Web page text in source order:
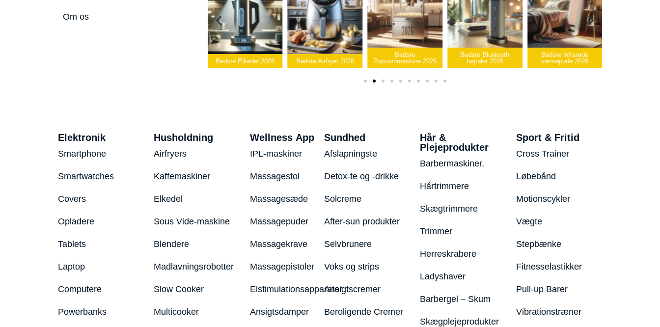
Om os
Bedste Elkedel 2026 Bedste Airfryer 2026
Bedste
Popcornmaskine 2026
Bedste Bluetooth
højtaler 2026
Bedste infrarøde
varmepude 2026
Elektronik
Smartphone
Smartwatches
Covers
Opladere
Tablets
Laptop
Computere
Powerbanks
Husholdning
Airfryers
Kaffemaskiner
Elkedel
Sous Vide-maskine
Blendere
Madlavningsrobotter
Slow Cooker
Multicooker
Wellness App
IPL-maskiner
Massagestol
Massagesæde
Massagepuder
Massagekrave
Massagepistoler
Elstimulationsapparater
Ansigtsdamper
Sundhed
Afslapningste
Detox-te og -drikke
Solcreme
After-sun produkter
Selvbrunere
Voks og strips
Ansigtscremer
Beroligende Cremer
Hår &
Plejeprodukter
Barbermaskiner,
Hårtrimmere
Skægtrimmere
Trimmer
Herreskrabere
Ladyshaver
Barbergel – Skum
Skægplejeprodukter
Sport & Fritid
Cross Trainer
Løbebånd
Motionscykler
Vægte
Stepbænke
Fitnesselastikker
Pull-up Barer
Vibrationstræner